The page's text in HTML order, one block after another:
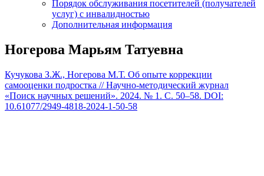
Порядок обслуживания посетителей (получателей
услуг) с инвалидностью
Дополнительная информация
Ногерова Марьям Татуевна
Кучукова З.Ж., Ногерова М.Т. Об опыте коррекции
самооценки подростка // Научно-методический журнал
«Поиск научных решений». 2024. № 1. С. 50–58. DOI:
10.61077/2949-4818-2024-1-50-58